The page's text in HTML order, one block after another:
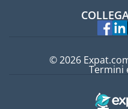
© 2026
Termini